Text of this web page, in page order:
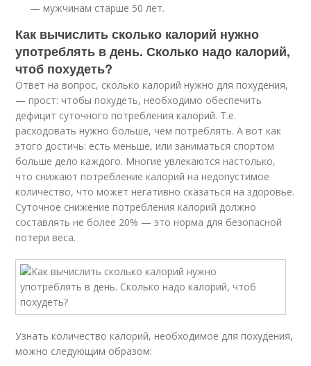
— мужчинам старше 50 лет.
Как вычислить сколько калорий нужно
употреблять в день. Сколько надо калорий,
чтоб похудеть?
Ответ на вопрос, сколько калорий нужно для похудения,
— прост: чтобы похудеть, необходимо обеспечить
дефицит суточного потребления калорий. Т.е.
расходовать нужно больше, чем потреблять. А вот как
этого достичь: есть меньше, или заниматься спортом
больше дело каждого. Многие увлекаются настолько,
что снижают потребление калорий на недопустимое
количество, что может негативно сказаться на здоровье.
Суточное снижение потребления калорий должно
составлять не более 20% — это норма для безопасной
потери веса.
Узнать количество калорий, необходимое для похудения,
можно следующим образом: